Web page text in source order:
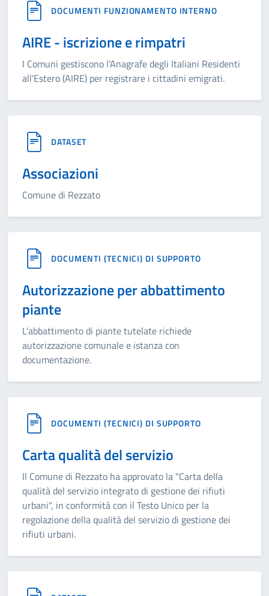
DOCUMENTI FUNZIONAMENTO INTERNO
AIRE - iscrizione e rimpatri
I Comuni gestiscono l'Anagrafe degli Italiani Residenti
all'Estero (AIRE) per registrare i cittadini emigrati.
DATASET
Associazioni
Comune di Rezzato
DOCUMENTI (TECNICI) DI SUPPORTO
Autorizzazione per abbattimento
piante
L’abbattimento di piante tutelate richiede
autorizzazione comunale e istanza con
documentazione.
DOCUMENTI (TECNICI) DI SUPPORTO
Carta qualità del servizio
Il Comune di Rezzato ha approvato la "Carta della
qualità del servizio integrato di gestione dei rifiuti
urbani", in conformità con il Testo Unico per la
regolazione della qualità del servizio di gestione dei
rifiuti urbani.